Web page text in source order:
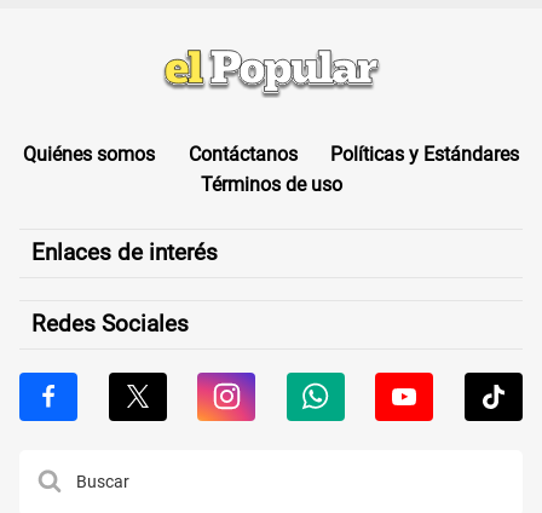
Quiénes somos Contáctanos
Políticas y Estándares
Términos de uso
Enlaces de interés
Redes Sociales